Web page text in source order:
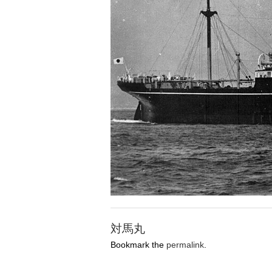
対馬丸
Bookmark the permalink.